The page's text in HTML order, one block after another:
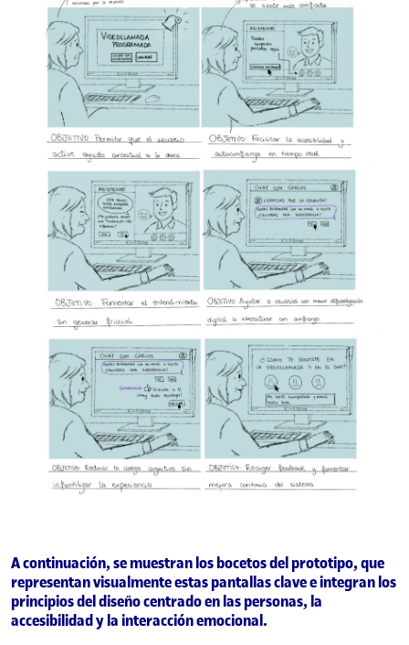
A continuación, se muestran los bocetos del prototipo, que
representan visualmente estas pantallas clave e integran los
principios del diseño centrado en las personas, la
accesibilidad y la interacción emocional.